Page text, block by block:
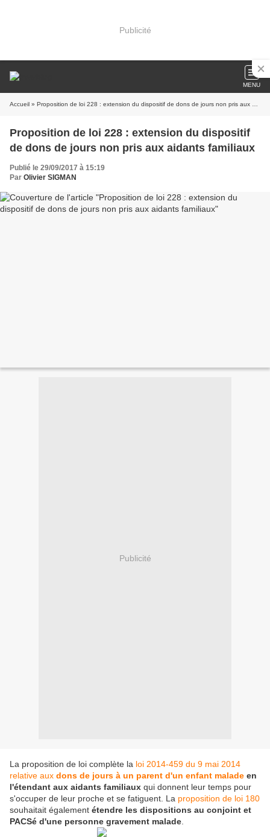
Publicité
MENU
Accueil » Proposition de loi 228 : extension du dispositif de dons de jours non pris aux aidants familiaux
Proposition de loi 228 : extension du dispositif
de dons de jours non pris aux aidants familiaux
Publié le 29/09/2017 à 15:19
Par Olivier SIGMAN
Publicité
La proposition de loi complète la loi 2014-459 du 9 mai 2014
relative aux dons de jours à un parent d'un enfant malade en
l'étendant aux aidants familiaux qui donnent leur temps pour
s'occuper de leur proche et se fatiguent. La proposition de loi 180
souhaitait également étendre les dispositions au conjoint et
PACSé d'une personne gravement malade